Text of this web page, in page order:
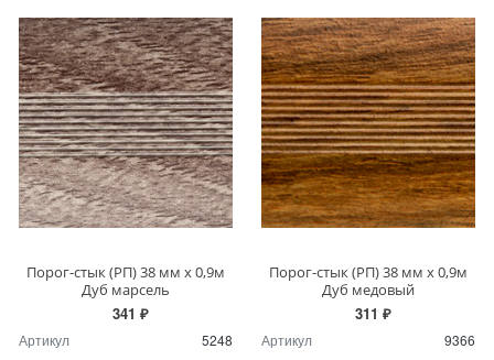
Порог-стык (РП) 38 мм х 0,9м
Дуб марсель
341 ₽
Артикул 5248
Порог-стык (РП) 38 мм х 0,9м
Дуб медовый
311 ₽
Артикул 9366